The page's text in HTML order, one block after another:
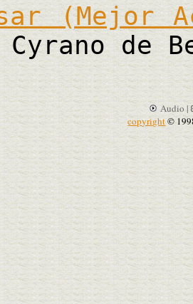
(Mejor
de
Audio |
copyright©